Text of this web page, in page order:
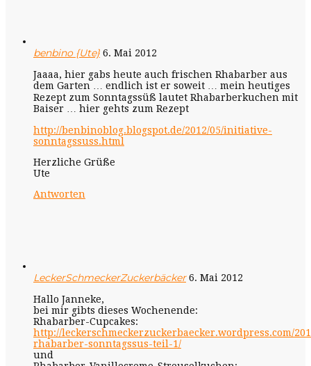
benbino {Ute} 6. Mai 2012
Jaaaa, hier gabs heute auch frischen Rhabarber aus
dem Garten … endlich ist er soweit … mein heutiges
Rezept zum Sonntagssüß lautet Rhabarberkuchen mit
Baiser … hier gehts zum Rezept
http://benbinoblog.blogspot.de/2012/05/initiative-
sonntagssuss.html
Herzliche Grüße
Ute
Antworten
LeckerSchmeckerZuckerbäcker 6. Mai 2012
Hallo Janneke,
bei mir gibts dieses Wochenende:
Rhabarber-Cupcakes:
http://leckerschmeckerzuckerbaecker.wordpress.com/
rhabarber-sonntagssus-teil-1/
und